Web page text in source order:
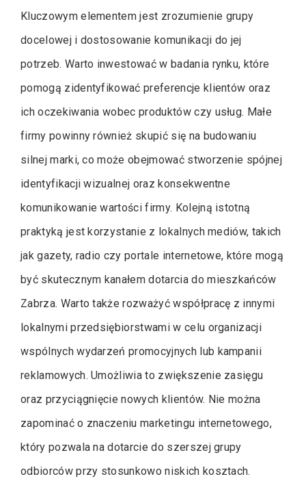
Kluczowym elementem jest zrozumienie grupy
docelowej i dostosowanie komunikacji do jej
potrzeb. Warto inwestować w badania rynku, które
pomogą zidentyfikować preferencje klientów oraz
ich oczekiwania wobec produktów czy usług. Małe
firmy powinny również skupić się na budowaniu
silnej marki, co może obejmować stworzenie spójnej
identyfikacji wizualnej oraz konsekwentne
komunikowanie wartości firmy. Kolejną istotną
praktyką jest korzystanie z lokalnych mediów, takich
jak gazety, radio czy portale internetowe, które mogą
być skutecznym kanałem dotarcia do mieszkańców
Zabrza. Warto także rozważyć współpracę z innymi
lokalnymi przedsiębiorstwami w celu organizacji
wspólnych wydarzeń promocyjnych lub kampanii
reklamowych. Umożliwia to zwiększenie zasięgu
oraz przyciągnięcie nowych klientów. Nie można
zapominać o znaczeniu marketingu internetowego,
który pozwala na dotarcie do szerszej grupy
odbiorców przy stosunkowo niskich kosztach.